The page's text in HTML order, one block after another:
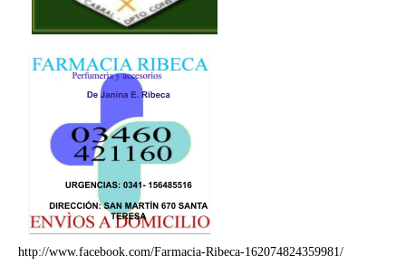
http://www.facebook.com/Farmacia-Ribeca-162074824359981/